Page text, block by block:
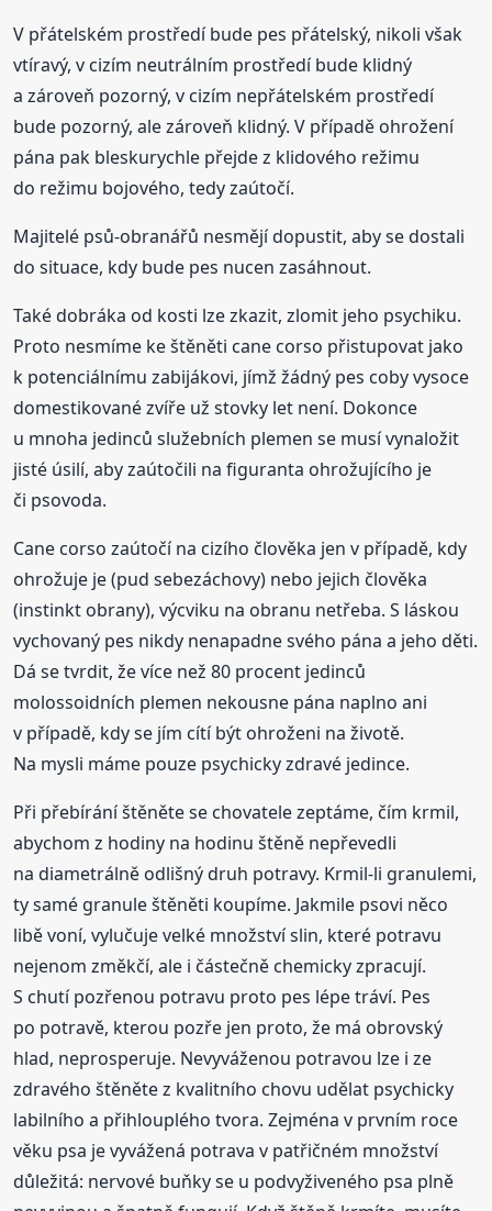
V přátelském prostředí bude pes přátelský, nikoli však
vtíravý, v cizím neutrálním prostředí bude klidný
a zároveň pozorný, v cizím nepřátelském prostředí
bude pozorný, ale zároveň klidný. V případě ohrožení
pána pak bleskurychle přejde z klidového režimu
do režimu bojového, tedy zaútočí.
Majitelé psů-obranářů nesmějí dopustit, aby se dostali
do situace, kdy bude pes nucen zasáhnout.
Také dobráka od kosti lze zkazit, zlomit jeho psychiku.
Proto nesmíme ke štěněti cane corso přistupovat jako
k potenciálnímu zabijákovi, jímž žádný pes coby vysoce
domestikované zvíře už stovky let není. Dokonce
u mnoha jedinců služebních plemen se musí vynaložit
jisté úsilí, aby zaútočili na figuranta ohrožujícího je
či psovoda.
Cane corso zaútočí na cizího člověka jen v případě, kdy
ohrožuje je (pud sebezáchovy) nebo jejich člověka
(instinkt obrany), výcviku na obranu netřeba. S láskou
vychovaný pes nikdy nenapadne svého pána a jeho děti.
Dá se tvrdit, že více než 80 procent jedinců
molossoidních plemen nekousne pána naplno ani
v případě, kdy se jím cítí být ohroženi na životě.
Na mysli máme pouze psychicky zdravé jedince.
Při přebírání štěněte se chovatele zeptáme, čím krmil,
abychom z hodiny na hodinu štěně nepřevedli
na diametrálně odlišný druh potravy. Krmil-li granulemi,
ty samé granule štěněti koupíme. Jakmile psovi něco
libě voní, vylučuje velké množství slin, které potravu
nejenom změkčí, ale i částečně chemicky zpracují.
S chutí pozřenou potravu proto pes lépe tráví. Pes
po potravě, kterou pozře jen proto, že má obrovský
hlad, neprosperuje. Nevyváženou potravou lze i ze
zdravého štěněte z kvalitního chovu udělat psychicky
labilního a přihlouplého tvora. Zejména v prvním roce
věku psa je vyvážená potrava v patřičném množství
důležitá: nervové buňky se u podvyživeného psa plně